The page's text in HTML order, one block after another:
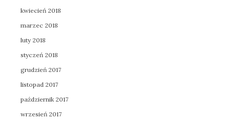
kwiecień 2018
marzec 2018
luty 2018
styczeń 2018
grudzień 2017
listopad 2017
październik 2017
wrzesień 2017